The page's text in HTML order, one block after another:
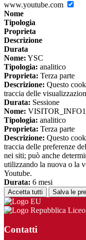
www.youtube.com
Nome
Tipologia
Proprieta
Descrizione
Durata
Nome: YSC
Tipologia: analitico
Proprieta: Terza parte
Descrizione: Questo
traccia delle
Durata: Sessione
Nome:
Tipologia: analitico
Proprieta: Terza parte
Descrizione: Questo
traccia delle preferenze
nei siti; può anche
utilizzando la nuova o la
Youtube.
Durata: 6 mesi
Accetta tutti Salva le
Contatti